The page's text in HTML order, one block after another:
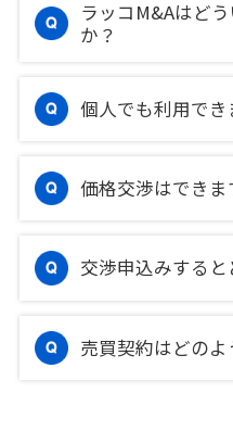
ラッコM&Aはど
か？
個人でも利用でき
価格交渉はできま
交渉申込みする
売買契約はどの